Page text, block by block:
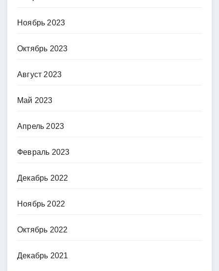
Ноябрь 2023
Октябрь 2023
Август 2023
Май 2023
Апрель 2023
Февраль 2023
Декабрь 2022
Ноябрь 2022
Октябрь 2022
Декабрь 2021